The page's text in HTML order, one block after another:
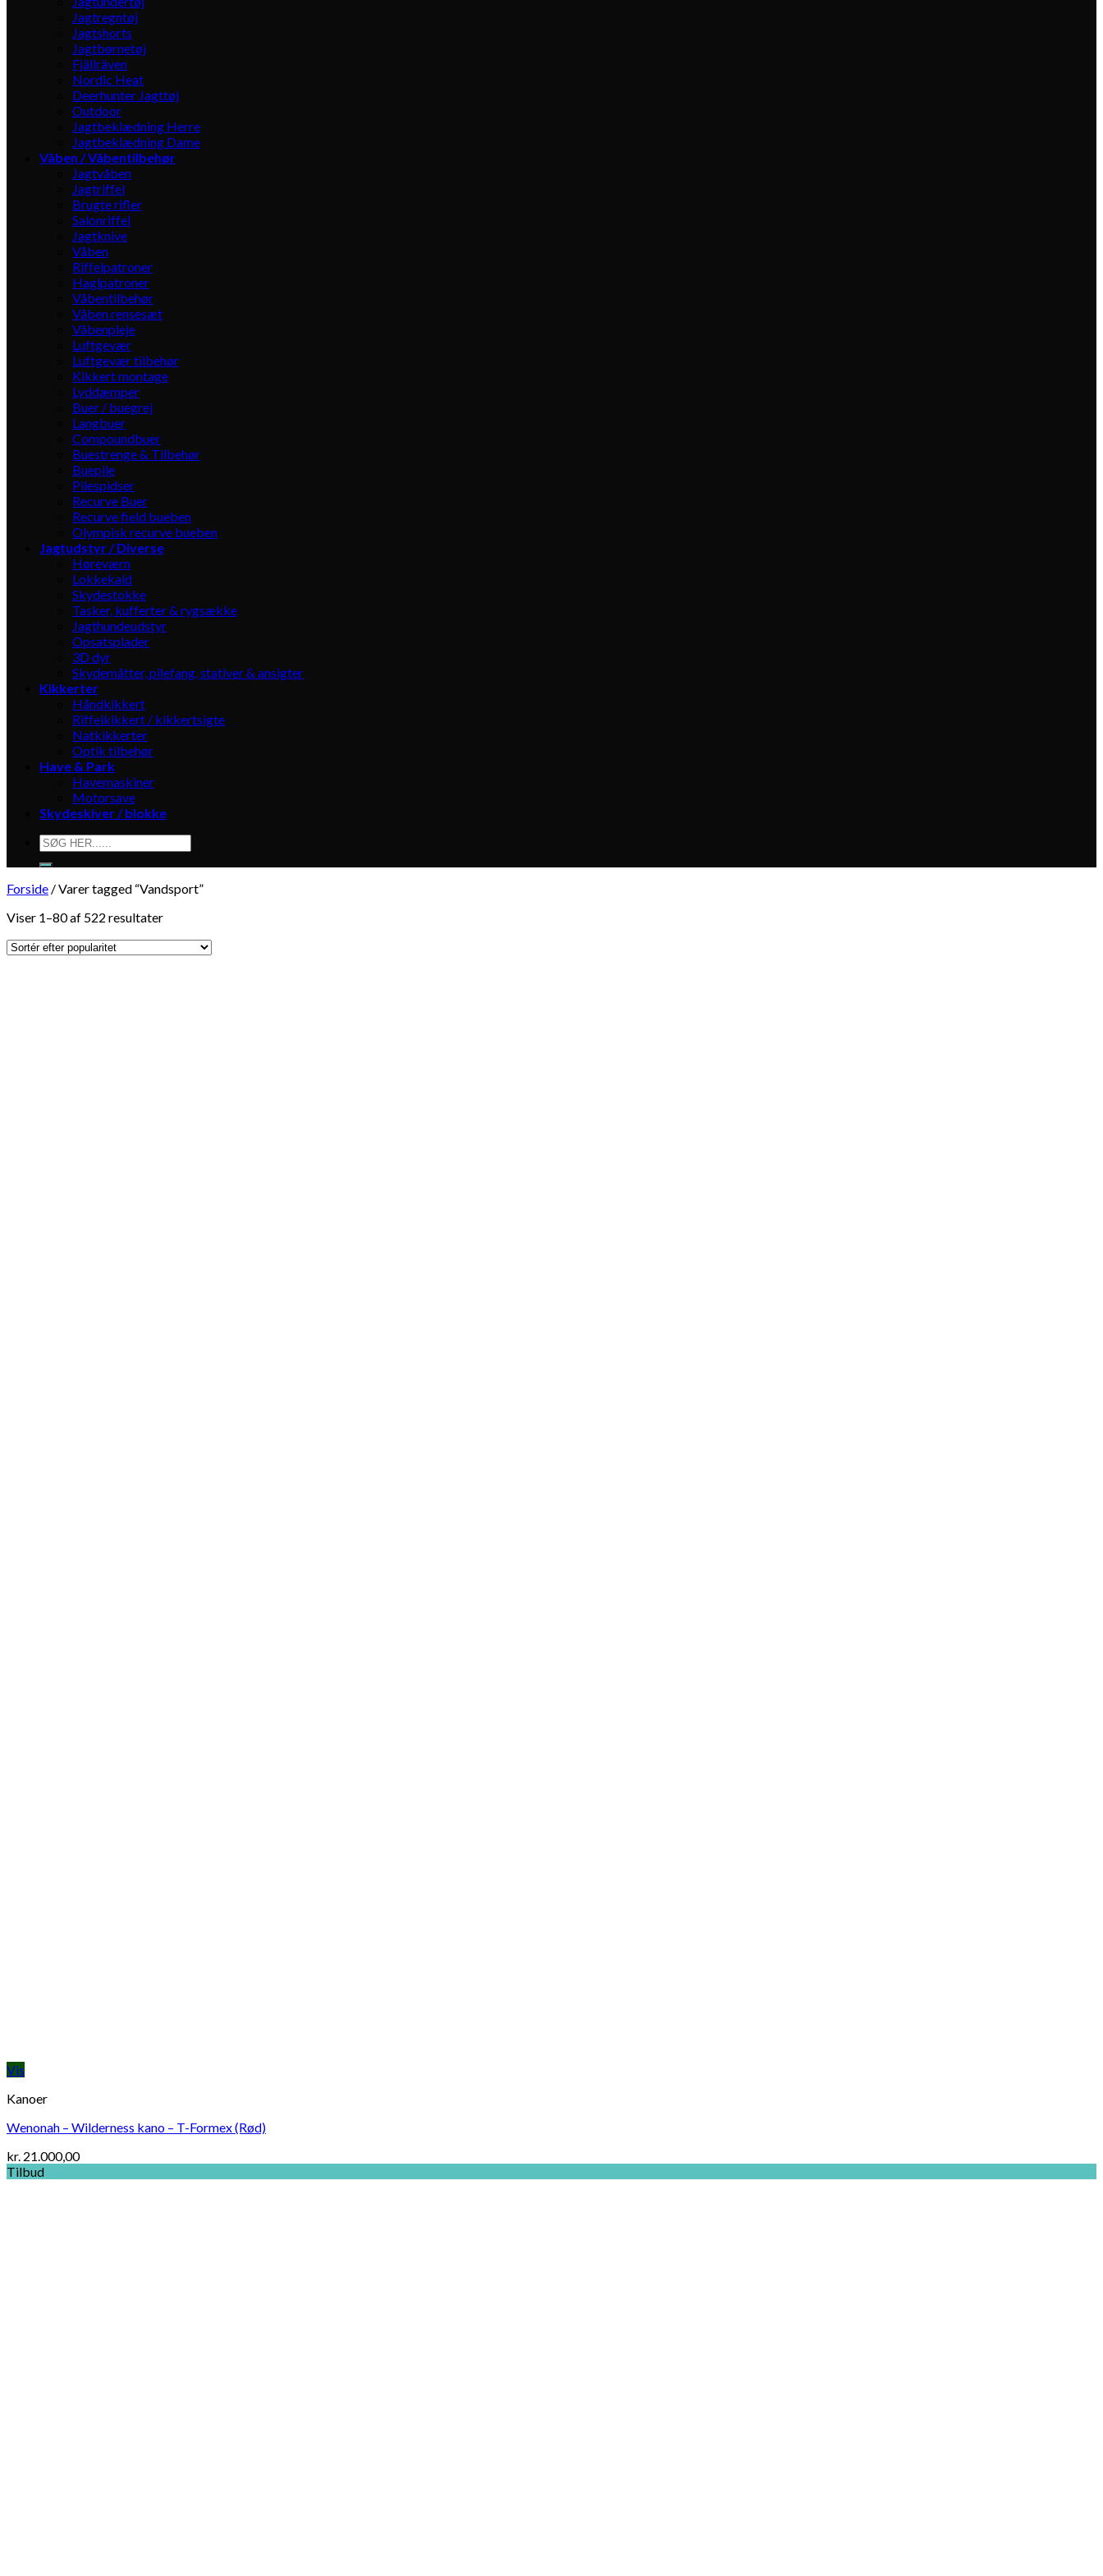
Jagtregntøj
Jagtshorts
Jagtbørnetøj
Fjällräven
Nordic Heat
Deerhunter Jagttøj
Outdoor
Jagtbeklædning Herre
Jagtbeklædning Dame
Våben / Våbentilbehør
Jagtvåben
Jagtriffel
Brugte rifler
Salonriffel
Jagtknive
Våben
Riffelpatroner
Haglpatroner
Våbentilbehør
Våben rensesæt
Våbenpleje
Luftgevær
Luftgevær tilbehør
Kikkert montage
Lyddæmper
Buer / buegrej
Langbuer
Compoundbuer
Buestrenge & Tilbehør
Buepile
Pilespidser
Recurve Buer
Recurve field bueben
Olympisk recurve bueben
Jagtudstyr / Diverse
Høreværn
Lokkekald
Skydestokke
Tasker, kufferter & rygsække
Jagthundeudstyr
Opsatsplader
3D dyr
Skydemåtter, pilefang, stativer & ansigter
Kikkerter
Håndkikkert
Riffelkikkert / kikkertsigte
Natkikkerter
Optik tilbehør
Have & Park
Havemaskiner
Motorsave
Skydeskiver / blokke
Søg
efter:
Forside /Varer tagged “Vandsport”
Viser 1–80 af 522 resultater
Vis
Kanoer
Wenonah – Wilderness kano – T-Formex (Rød)
kr. 21.000,00
Tilbud